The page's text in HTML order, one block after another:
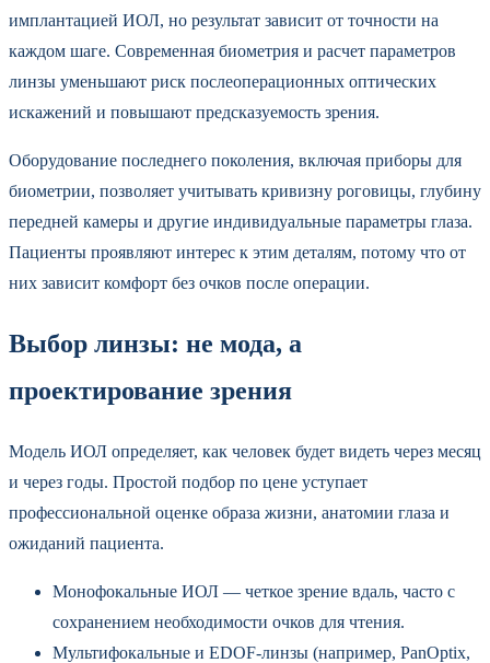
имплантацией ИОЛ, но результат зависит от точности на
каждом шаге. Современная биометрия и расчет параметров
линзы уменьшают риск послеоперационных оптических
искажений и повышают предсказуемость зрения.
Оборудование последнего поколения, включая приборы для
биометрии, позволяет учитывать кривизну роговицы, глубину
передней камеры и другие индивидуальные параметры глаза.
Пациенты проявляют интерес к этим деталям, потому что от
них зависит комфорт без очков после операции.
Выбор линзы: не мода, а
проектирование зрения
Модель ИОЛ определяет, как человек будет видеть через месяц
и через годы. Простой подбор по цене уступает
профессиональной оценке образа жизни, анатомии глаза и
ожиданий пациента.
Монофокальные ИОЛ — четкое зрение вдаль, часто с
сохранением необходимости очков для чтения.
Мультифокальные и EDOF-линзы (например, PanOptix,